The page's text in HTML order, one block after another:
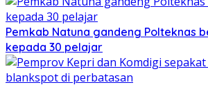
Pemkab Natuna gandeng Polteknas
kepada 30 pelajar